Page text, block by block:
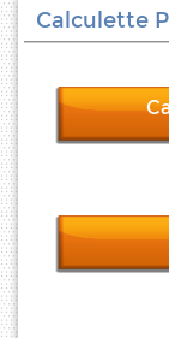
Calculette